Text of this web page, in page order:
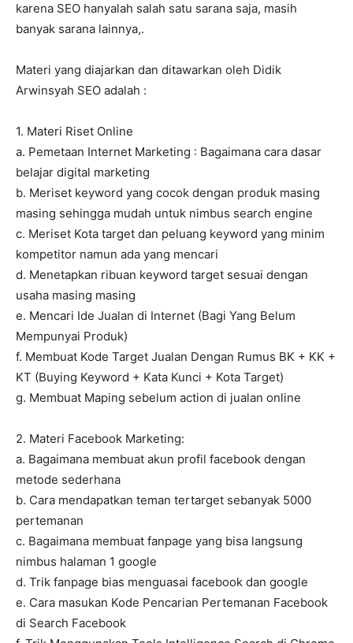
karena SEO hanyalah salah satu sarana saja, masih
banyak sarana lainnya,.
Materi yang diajarkan dan ditawarkan oleh Didik
Arwinsyah SEO adalah :
1. Materi Riset Online
a. Pemetaan Internet Marketing : Bagaimana cara dasar
belajar digital marketing
b. Meriset keyword yang cocok dengan produk masing
masing sehingga mudah untuk nimbus search engine
c. Meriset Kota target dan peluang keyword yang minim
kompetitor namun ada yang mencari
d. Menetapkan ribuan keyword target sesuai dengan
usaha masing masing
e. Mencari Ide Jualan di Internet (Bagi Yang Belum
Mempunyai Produk)
f. Membuat Kode Target Jualan Dengan Rumus BK + KK +
KT (Buying Keyword + Kata Kunci + Kota Target)
g. Membuat Maping sebelum action di jualan online
2. Materi Facebook Marketing:
a. Bagaimana membuat akun profil facebook dengan
metode sederhana
b. Cara mendapatkan teman tertarget sebanyak 5000
pertemanan
c. Bagaimana membuat fanpage yang bisa langsung
nimbus halaman 1 google
d. Trik fanpage bias menguasai facebook dan google
e. Cara masukan Kode Pencarian Pertemanan Facebook
di Search Facebook